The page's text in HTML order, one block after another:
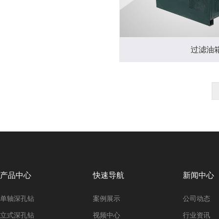
过滤油
产品中心
单轴深孔钻
立式深孔钻
快速导航
案例展示
视频中心
新闻中心
公司动态
行业资讯